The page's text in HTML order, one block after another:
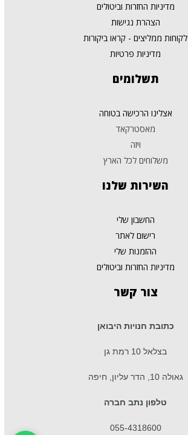
מדיניות החזרות וביטולים
הצהרת נגישות
לקוחות ממליצים - קראו ביקורות
מדיניות פרטיות
תשלומים
אצלינו הרכישה בטוחה
מאסטרקאד
ויזה
משלוחים לכל הארץ
השירות שלנו
החשבון שלי
רישום לאתר
ההזמנות שלי
מדיניות החזרות וביטולים
צור קשר
כתובת חנויות היבואן
בצלאל 10 רמת גן
גאולה 10, הדר עליון, חיפה
טלפון נתב חברה
055-4318600